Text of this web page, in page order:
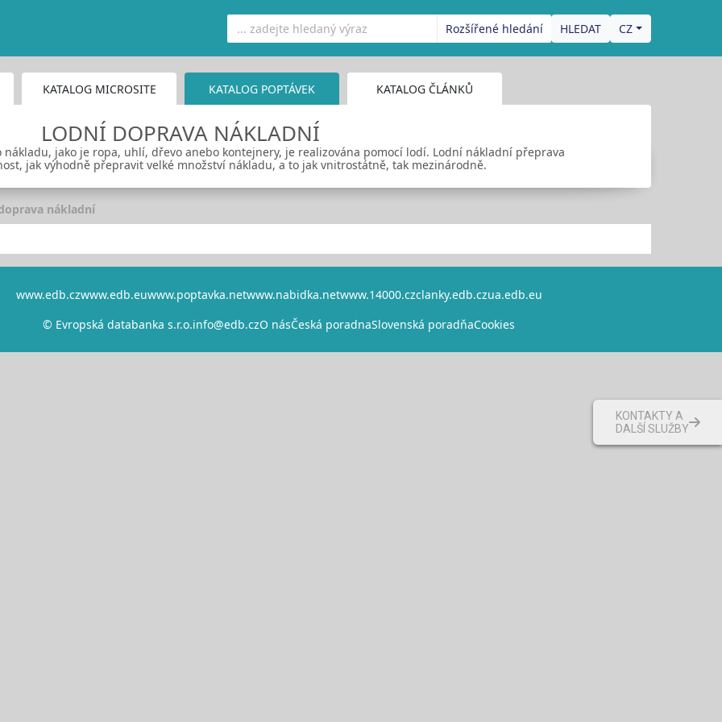
Rozšířené hledání CZ
KATALOG MICROSITE KATALOG POPTÁVEK KATALOG ČLÁNKŮ
LODNÍ DOPRAVA NÁKLADNÍ
jako je ropa, uhlí, dřevo anebo kontejnery, je realizována pomocí lodí. Lodní nákladní přeprava
jak výhodně přepravit velké množství nákladu, a to jak vnitrostátně, tak mezinárodně.
nákladní
www.edb.czwww.edb.euwww.poptavka.netwww.nabidka.netwww.14000.czclanky.edb.czua.edb.eu
© Evropská databanka s.r.o.info@edb.czO násČeská poradnaSlovenská poradňaCookies
KONTAKTY A
DALŠÍ SLUŽBY